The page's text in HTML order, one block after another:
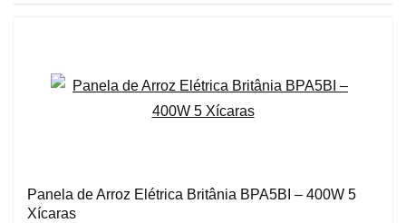
Panela de Arroz Elétrica Britânia BPA5BI – 400W 5
Xícaras